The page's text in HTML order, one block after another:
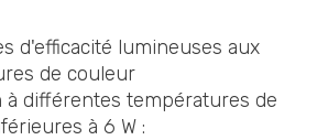
d'efficacité lumineuses aux
de couleur
à différentes températures de
à 6 W :